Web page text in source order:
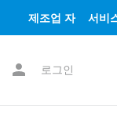
제조업 자 서비
로그인